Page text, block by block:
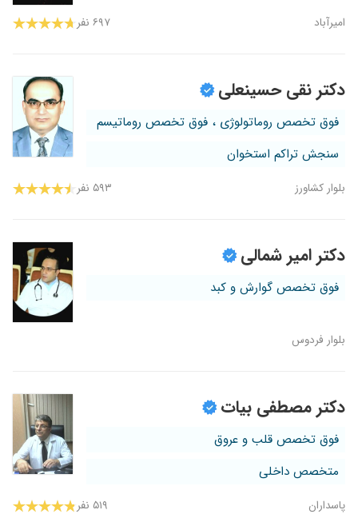
امیرآباد ۶۹۷ نفر
دکتر نقی حسینعلی
فوق تخصص روماتولوژی ، فوق تخصص روماتیسم
سنجش تراکم استخوان
بلوار کشاورز ۵۹۳ نفر
دکتر امیر شمالی
فوق تخصص گوارش و کبد
بلوار فردوس
دکتر مصطفی بیات
فوق تخصص قلب و عروق
متخصص داخلی
پاسداران ۵۱۹ نفر